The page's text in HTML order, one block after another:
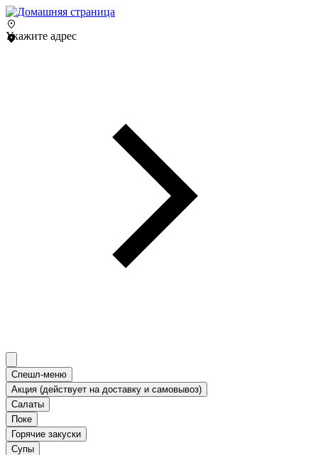
Укажите адрес
Спешл-меню
Акция (действует на доставку и самовывоз)
Салаты
Поке
Горячие закуски
Супы